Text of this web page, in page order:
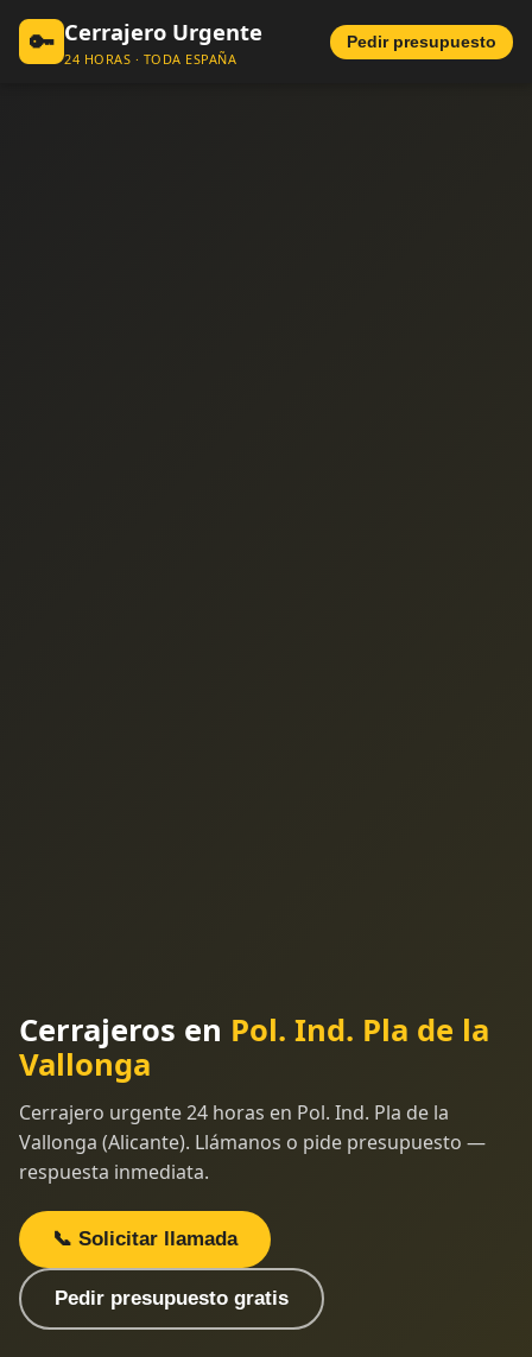
🔑 Cerrajero Urgente
24 HORAS · TODA ESPAÑA
Pedir presupuesto
Cerrajeros en Pol. Ind. Pla de la
Vallonga
Cerrajero urgente 24 horas en Pol. Ind. Pla de la
Vallonga (Alicante). Llámanos o pide presupuesto —
respuesta inmediata.
📞 Solicitar llamada
Pedir presupuesto gratis